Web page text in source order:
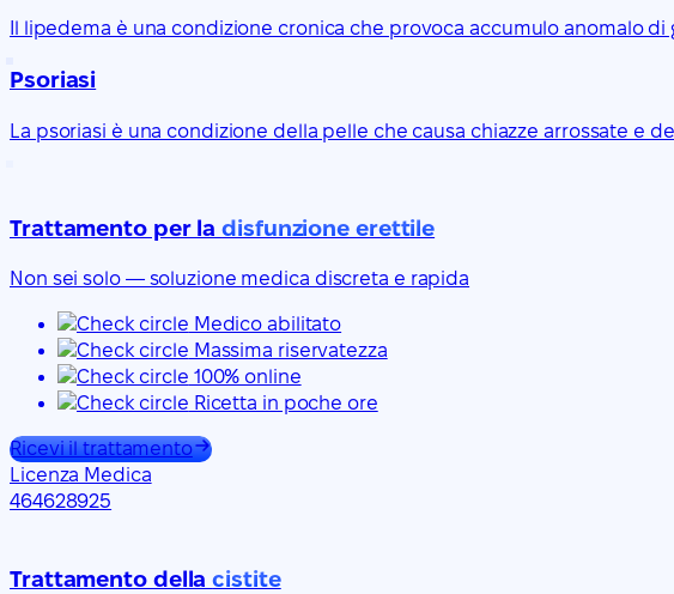
Il lipedema è una condizione cronica che provoca accumulo anomalo
Psoriasi
La psoriasi è una condizione della pelle che causa chiazze arrossate e
Trattamento per ladisfunzione erettile
Non sei solo — soluzione medica discreta e rapida
Medico abilitato
Massima riservatezza
100% online
Ricetta in poche ore
Ricevi il trattamento
Licenza Medica
464628925
Trattamento dellacistite